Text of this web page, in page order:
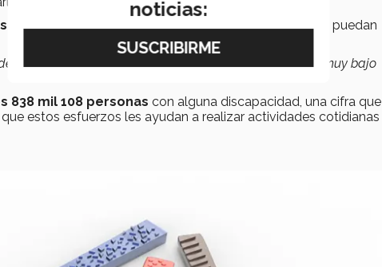
con texturas diferentes, para que las personas puedan
contrastar las personas que tienen un nivel de visión muy bajo
838 mil 108 personas con alguna discapacidad, una cifra que
estos esfuerzos les ayudan a realizar actividades cotidianas
noticias: